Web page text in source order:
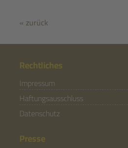
« zurück
Rechtliches
Impressum
Haftungsausschluss
Datenschutz
Presse